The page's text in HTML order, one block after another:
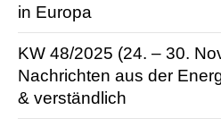
in Europa
KW 48/2025 (24. – 30.
Nachrichten aus der
& verständlich